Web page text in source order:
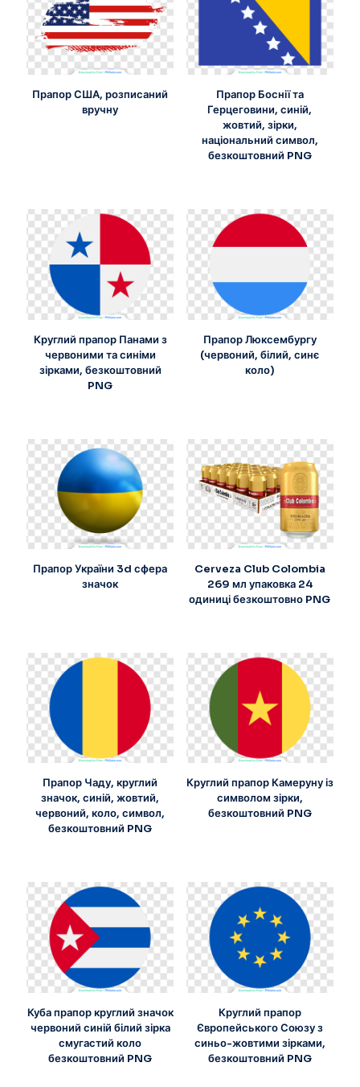
Прапор США, розписаний
вручну
Прапор Боснії та
Герцеговини, синій,
жовтий, зірки,
національний символ,
безкоштовний PNG
Круглий прапор Панами з
червоними та синіми
зірками, безкоштовний
PNG
Прапор Люксембургу
(червоний, білий, синє
коло)
Прапор України 3d сфера
значок
Cerveza Club Colombia
269 мл упаковка 24
одиниці безкоштовно PNG
Прапор Чаду, круглий
значок, синій, жовтий,
червоний, коло, символ,
безкоштовний PNG
Круглий прапор Камеруну із
символом зірки,
безкоштовний PNG
Куба прапор круглий значок
червоний синій білий зірка
смугастий коло
безкоштовний PNG
Круглий прапор
Європейського Союзу з
синьо-жовтими зірками,
безкоштовний PNG